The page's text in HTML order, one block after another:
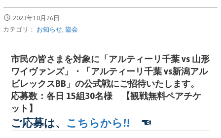
2023年10月26日
カテゴリ： お知らせ,協会
市民の皆さまを対象に 「アルティーリ千葉 vs 山形
ワイヴァンズ」・「アルティーリ千葉 vs新潟アル
ビレックスBB」の公式戦にご招待いたします。
応募数：各日 15組30名様 【観戦無料ペアチケ
ット】
ご応募は、 こちらから!! ☜